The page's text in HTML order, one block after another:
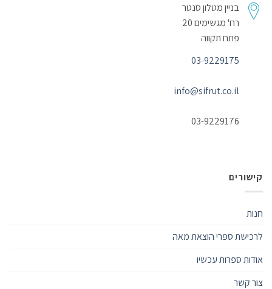
בניין מטלון סנטר
רח' מגשימים 20
פתח תקווה
03-9229175
info@sifrut.co.il
קישורים
חנות
לרכישת ספרי הוצאת מאה
אודות ספרות עכשיו
צור קשר